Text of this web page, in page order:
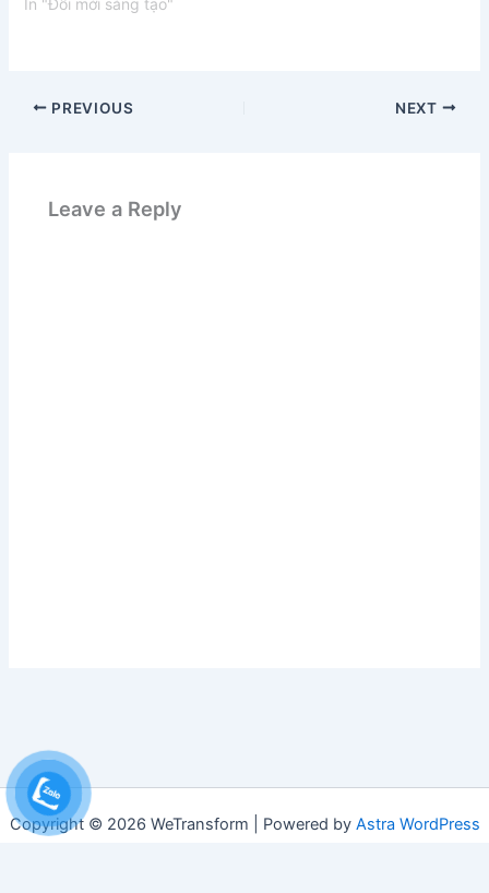
PREVIOUS NEXT
Leave a Reply
Copyright © 2026 WeTransform | Powered by Astra WordPress